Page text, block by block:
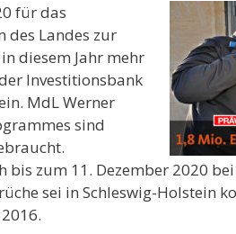
für das
des Landes zur
diesem Jahr mehr
Investitionsbank
MdL Werner
sind
bis zum 11. Dezember 2020
sei in Schleswig-Holstein